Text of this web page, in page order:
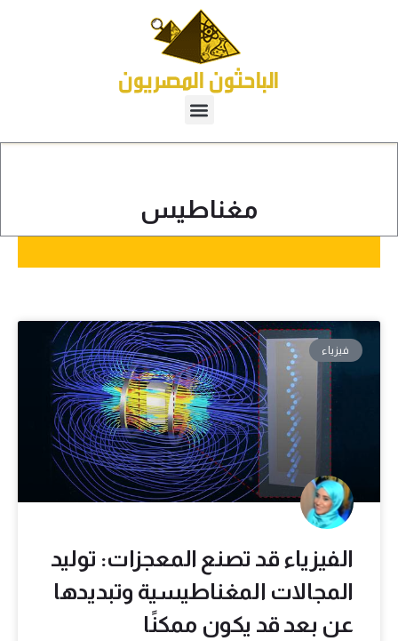
مغناطيس
فيزياء
الفيزياء قد تصنع المعجزات: توليد
المجالات المغناطيسية وتبديدها
عن بعد قد يكون ممكنًا